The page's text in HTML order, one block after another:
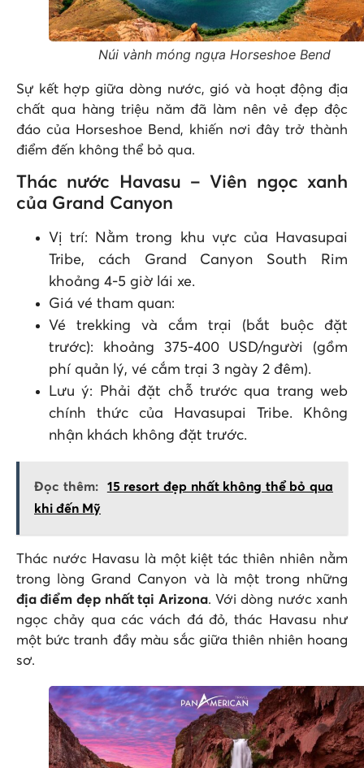
Núi vành móng ngựa Horseshoe Bend
Sự kết hợp giữa dòng nước, gió và hoạt động địa
chất qua hàng triệu năm đã làm nên vẻ đẹp độc
đáo của Horseshoe Bend, khiến nơi đây trở thành
điểm đến không thể bỏ qua.
Thác nước Havasu – Viên ngọc xanh
của Grand Canyon
Vị trí: Nằm trong khu vực của Havasupai
Tribe, cách Grand Canyon South Rim
khoảng 4-5 giờ lái xe.
Giá vé tham quan:
Vé trekking và cắm trại (bắt buộc đặt
trước): khoảng 375-400 USD/người (gồm
phí quản lý, vé cắm trại 3 ngày 2 đêm).
Lưu ý: Phải đặt chỗ trước qua trang web
chính thức của Havasupai Tribe. Không
nhận khách không đặt trước.
Đọc thêm:
15 resort đẹp nhất không thể bỏ qua
khi đến Mỹ
Thác nước Havasu là một kiệt tác thiên nhiên nằm
trong lòng Grand Canyon và là một trong những
địa điểm đẹp nhất tại Arizona. Với dòng nước xanh
ngọc chảy qua các vách đá đỏ, thác Havasu như
một bức tranh đầy màu sắc giữa thiên nhiên hoang
sơ.